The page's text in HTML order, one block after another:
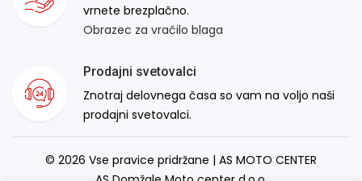
vrnete brezplačno.
Obrazec za vračilo blaga
Prodajni svetovalci
Znotraj delovnega časa so vam na voljo naši
prodajni svetovalci.
© 2026 Vse pravice pridržane | AS MOTO CENTER